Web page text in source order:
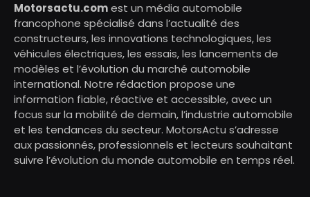
Motorsactu.comest un média automobile
francophone spécialisé dans l’actualité des
constructeurs, les innovations technologiques, les
véhicules électriques, les essais, les lancements de
modèles et l’évolution du marché automobile
international. Notre rédaction propose une
information fiable, réactive et accessible, avec un
focus sur la mobilité de demain, l’industrie automobile
et les tendances du secteur. MotorsActu s’adresse
aux passionnés, professionnels et lecteurs souhaitant
suivre l’évolution du monde automobile en temps réel.